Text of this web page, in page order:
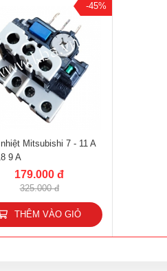
-45%
Mitsubishi 7 - 11 A
9 A
179.000 đ
325.000 đ
THÊM VÀO GIỎ